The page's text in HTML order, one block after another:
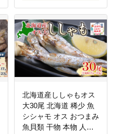
北海道産ししゃもオス
大30尾 北海道 稀少 魚
シシャモ オス おつまみ
魚貝類 干物 本物 人気